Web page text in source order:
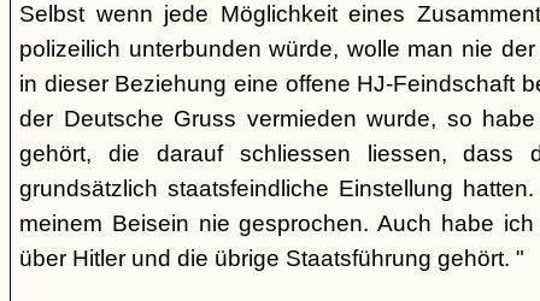
Selbst wenn jede Möglichkeit eines
polizeilich unterbunden würde, wolle man nie
in dieser Beziehung eine offene HJ-Feindschaft
der Deutsche Gruss vermieden wurde, so
gehört, die darauf schliessen liessen, dass
grundsätzlich staatsfeindliche Einstellung
meinem Beisein nie gesprochen. Auch habe
über Hitler und die übrige Staatsführung gehört. "